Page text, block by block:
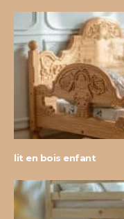
lit en bois enfant